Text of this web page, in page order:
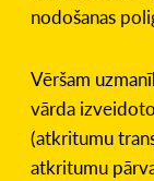
nodošanas
Vēršam
vārda
(atkritumu
atkritumu